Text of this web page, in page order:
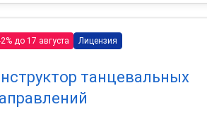
до 17 августа Лицензия
танцевальных